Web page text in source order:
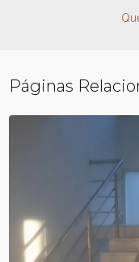
Páginas